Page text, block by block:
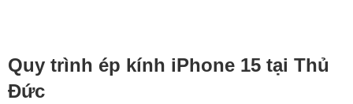
Quy trình ép kính iPhone 15 tại Thủ
Đức